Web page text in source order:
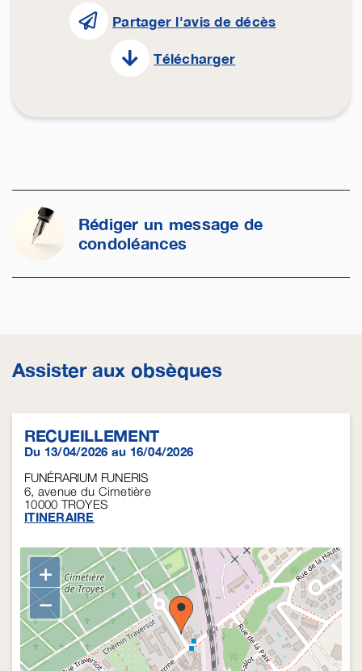
Partager l'avis de décès
Télécharger
Rédiger un message de
condoléances
Assister aux obsèques
RECUEILLEMENT
Du 13/04/2026 au 16/04/2026
FUNÉRARIUM FUNERIS
6, avenue du Cimetière
10000 TROYES
ITINERAIRE
+
−